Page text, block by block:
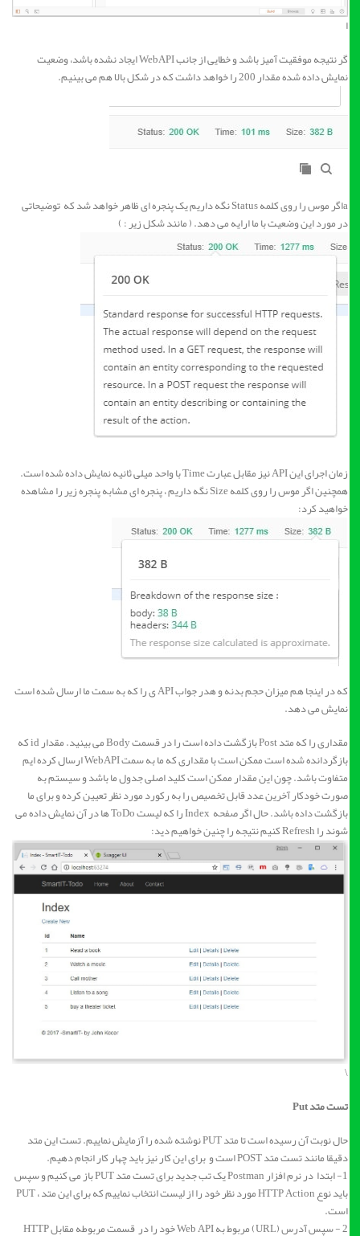
گر نتیجه موفقیت آمیز باشد و خطایی از جانب WebAPI ایجاد نشده باشد، وضعیت
نمایش داده شده مقدار 200 را خواهد داشت که در شکل بالا هم می بینیم.
aاگر موس را روی کلمه Status نگه داریم یک پنجره ای ظاهر خواهد شد که توضیحاتی
در مورد این وضعیت با ما ارایه می دهد. ( مانند شکل زیر : )
زمان اجرای این API نیز مقابل عبارت Time با واحد میلی ثانیه نمایش داده شده است.
همچنین اگر موس را روی کلمه Size نگه داریم ، پنجره ای مشابه پنجره زیر را مشاهده
خواهید کرد:
که در اینجا هم میزان حجم بدنه و هدر جواب API ی را که به سمت ما ارسال شده است
نمایش می دهد.
مقداری را که متد Post بازگشت داده است را در قسمت Body می بینید. مقدار id که
بازگردانده شده است ممکن است با مقداری که ما به سمت WebAPI ارسال کرده ایم
متفاوت باشد. چون این مقدار ممکن است کلید اصلی جدول ما باشد و سیستم به
صورت خودکار آخرین عدد قابل تخصیص را به رکورد مورد نظر تعیین کرده و برای ما
بازگشت داده باشد. حال اگر صفحه Index را که لیست ToDo ها در آن نمایش داده می
شوند را Refresh کنیم نتیجه را چنین خواهیم دید:
تست متد Put
حال نوبت آن رسیده است تا متد PUT نوشته شده را آزمایش نماییم. تست این متد
دقیقا مانند تست متد POST است و برای این کار نیز باید چهار کار انجام دهیم.
1- ابتدا در نرم افزار Postman یک تب جدید برای تست متد PUT باز می کنیم و سپس
باید نوع HTTP Action مورد نظر خود را از لیست انتخاب نماییم که برای این متد ، PUT
است.
2 - سپس آدرس (URL) مربوط به Web API خود را در قسمت مربوطه مقابل HTTP